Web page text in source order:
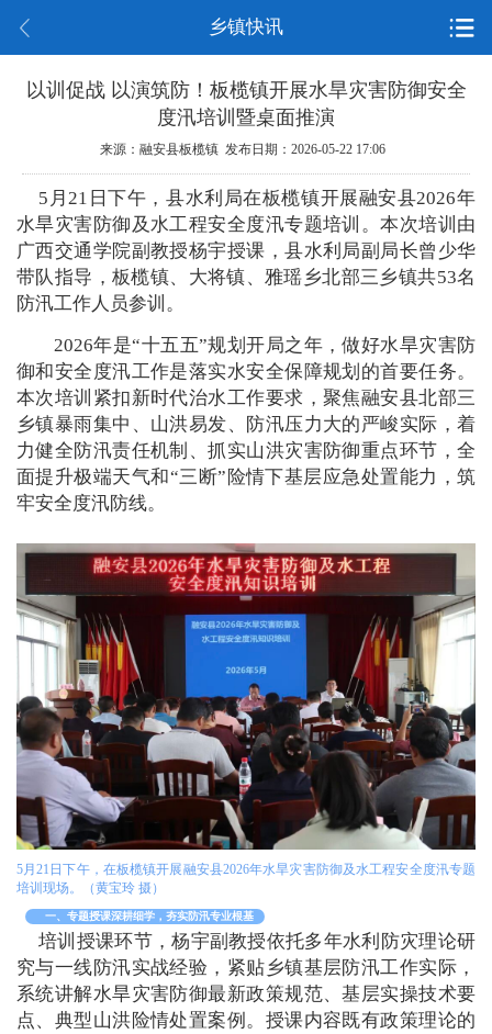
乡镇快讯
以训促战 以演筑防！板榄镇开展水旱灾害防御安全
度汛培训暨桌面推演
来源：融安县板榄镇 发布日期：2026-05-22 17:06
5月21日下午，县水利局在板榄镇开展融安县2026年
水旱灾害防御及水工程安全度汛专题培训。本次培训由
广西交通学院副教授杨宇授课，县水利局副局长曾少华
带队指导，板榄镇、大将镇、雅瑶乡北部三乡镇共53名
防汛工作人员参训。
2026年是“十五五”规划开局之年，做好水旱灾害防
御和安全度汛工作是落实水安全保障规划的首要任务。
本次培训紧扣新时代治水工作要求，聚焦融安县北部三
乡镇暴雨集中、山洪易发、防汛压力大的严峻实际，着
力健全防汛责任机制、抓实山洪灾害防御重点环节，全
面提升极端天气和“三断”险情下基层应急处置能力，筑
牢安全度汛防线。
5月21日下午，在板榄镇开展融安县2026年水旱灾害防御及水工程安全度汛专题
培训现场。（黄宝玲 摄）
一、专题授课深耕细学，夯实防汛专业根基
培训授课环节，杨宇副教授依托多年水利防灾理论研
究与一线防汛实战经验，紧贴乡镇基层防汛工作实际，
系统讲解水旱灾害防御最新政策规范、基层实操技术要
点、典型山洪险情处置案例。授课内容既有政策理论的